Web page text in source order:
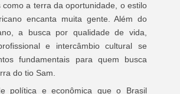
como a terra da oportunidade, o estilo
encanta muita gente. Além do
a busca por qualidade de vida,
e intercâmbio cultural se
fundamentais para quem busca
do tio Sam.
política e econômica que o Brasil